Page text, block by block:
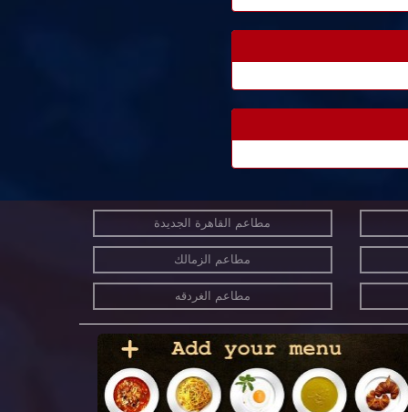
مطاعم القاهرة الجديدة
مطاعم الزمالك
مطاعم الغردقه